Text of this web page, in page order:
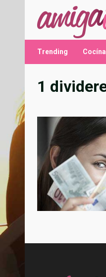
contenido
Trending
1